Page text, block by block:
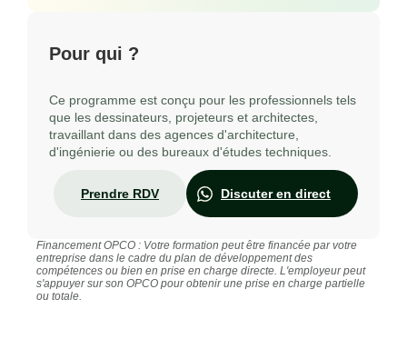
Pour qui ?
Ce programme est conçu pour les professionnels tels
que les dessinateurs, projeteurs et architectes,
travaillant dans des agences d'architecture,
d'ingénierie ou des bureaux d'études techniques.
Prendre RDV Discuter en direct
Financement OPCO : Votre formation peut être financée par votre
entreprise dans le cadre du plan de développement des
compétences ou bien en prise en charge directe. L'employeur peut
s'appuyer sur son OPCO pour obtenir une prise en charge partielle
ou totale.